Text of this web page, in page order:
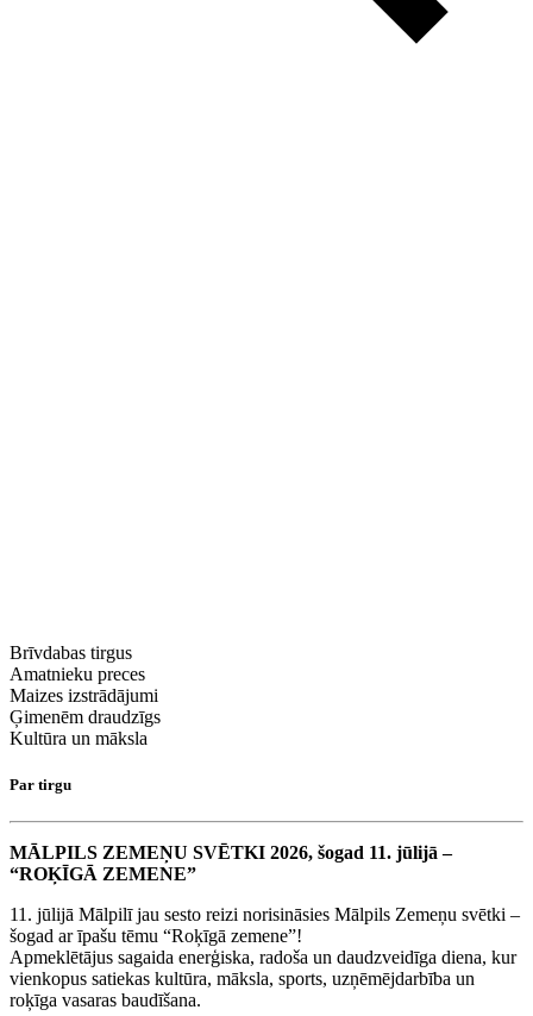
Brīvdabas tirgus
Amatnieku preces
Maizes izstrādājumi
Ģimenēm draudzīgs
Kultūra un māksla
Par tirgu
MĀLPILS ZEMEŅU SVĒTKI 2026, šogad 11. jūlijā –
“ROĶĪGĀ ZEMENE”
11. jūlijā Mālpilī jau sesto reizi norisināsies Mālpils Zemeņu svētki –
šogad ar īpašu tēmu “Roķīgā zemene”!
Apmeklētājus sagaida enerģiska, radoša un daudzveidīga diena, kur
vienkopus satiekas kultūra, māksla, sports, uzņēmējdarbība un
roķīga vasaras baudīšana.